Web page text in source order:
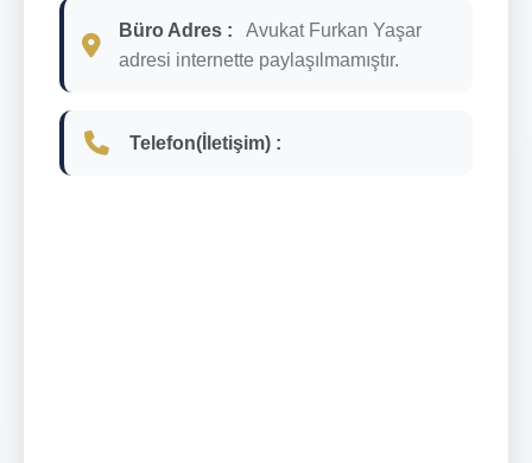
Büro Adres :
Avukat Furkan Yaşar
adresi internette paylaşılmamıştır.
Telefon(İletişim) :